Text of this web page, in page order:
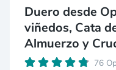
Duero desde
viñedos, Cata
Almuerzo y
76